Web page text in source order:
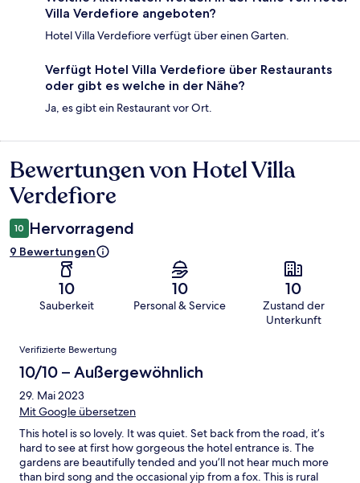
Villa Verdefiore angeboten?
Hotel Villa Verdefiore verfügt über einen Garten.
Verfügt Hotel Villa Verdefiore über Restaurants
oder gibt es welche in der Nähe?
Ja, es gibt ein Restaurant vor Ort.
Bewertungen
Bewertungen von Hotel Villa
Verdefiore
10 Hervorragend
9 Bewertungen
10
Sauberkeit
10
Personal & Service
10
Zustand der
Unterkunft
Bewertungen
Verifizierte Bewertung
10/10 – Außergewöhnlich
29. Mai 2023
Mit Google übersetzen
This hotel is so lovely. It was quiet. Set back from the road, it’s
hard to see at first how gorgeous the hotel entrance is. The
gardens are beautifully tended and you’ll not hear much more
than bird song and the occasional yip from a fox. This is rural